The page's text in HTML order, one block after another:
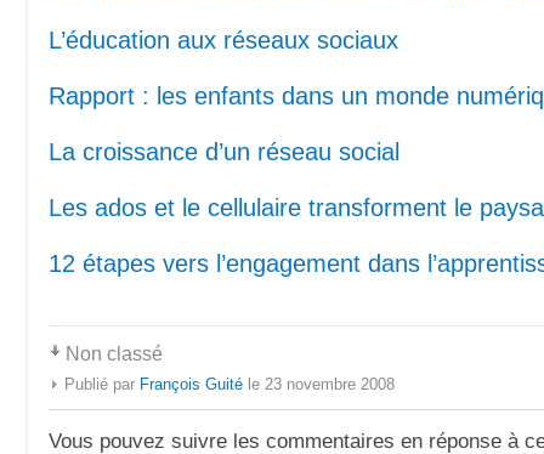
L’éducation aux réseaux sociaux
Rapport : les enfants dans un monde
La croissance d’un réseau social
Les ados et le cellulaire transforment le
12 étapes vers l’engagement dans
Non classé
Publié par François Guité le 23 novembre 2008
Vous pouvez suivre les commentaires en réponse à